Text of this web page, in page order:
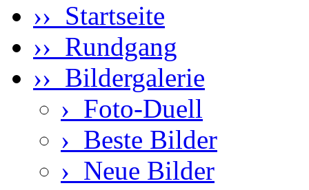
›› Startseite
›› Rundgang
›› Bildergalerie
› Foto-Duell
› Beste Bilder
› Neue Bilder